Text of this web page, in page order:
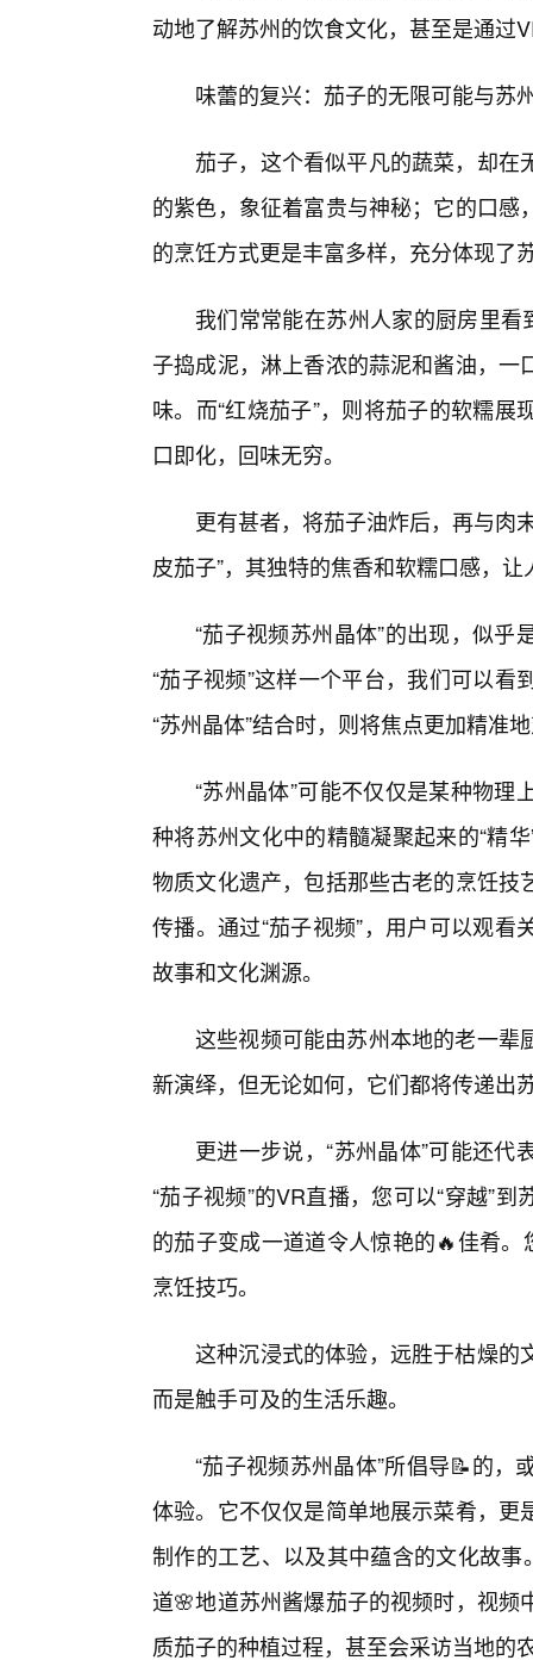
动地了解苏州的饮食文化，甚至是通过
味蕾的复兴：茄子的无限可能与苏
茄子，这个看似平凡的蔬菜，却
的紫色，象征着富贵与神秘；它的口
的烹饪方式更是丰富多样，充分体现了
我们常常能在苏州人家的厨房里看
子捣成泥，淋上香浓的蒜泥和酱油，
味。而“红烧茄子”，则将茄子的软糯
口即化，回味无穷。
更有甚者，将茄子油炸后，再与肉
皮茄子”，其独特的焦香和软糯口感，
“茄子视频苏州晶体”的出现，似
“茄子视频”这样一个平台，我们可以
“苏州晶体”结合时，则将焦点更加精准
“苏州晶体”可能不仅仅是某种物
种将苏州文化中的精髓凝聚起来的“精
物质文化遗产，包括那些古老的烹饪
传播。通过“茄子视频”，用户可以观
故事和文化渊源。
这些视频可能由苏州本地的老一辈
新演绎，但无论如何，它们都将传递出
更进一步说，“苏州晶体”可能还
“茄子视频”的VR直播，您可以“穿越”
的茄子变成一道道令人惊艳的🔥佳肴
烹饪技巧。
这种沉浸式的体验，远胜于枯燥的
而是触手可及的生活乐趣。
“茄子视频苏州晶体”所倡导📝的，
体验。它不仅仅是简单地展示菜肴，
制作的工艺、以及其中蕴含的文化故
道🌸地道苏州酱爆茄子的视频时，视
质茄子的种植过程，甚至会采访当地的